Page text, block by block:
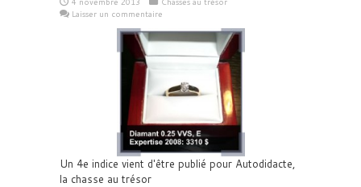
Laisser un commentaire
Un 4e indice vient d'être publié pour Autodidacte,
la chasse au trésor